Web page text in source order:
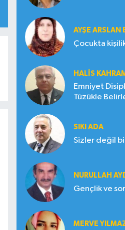
AYŞE ARSLAN
Çocukta
HALIS
Emniyet
Tüzükle
SIKI ADA
Sizler değil
NURULLAH
MERVE